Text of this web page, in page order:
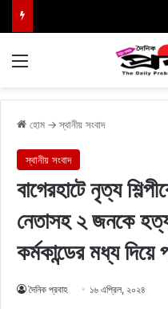
হোম → স্থানীয় সংবাদ
স্থানীয় সংবাদ
বাগেরহাটে নৃত্য
নেতাসহ ২ জনকে
কর্মকান্ডের মধ্য
দৈনিক প্রবাহ ১৬ এপ্রিল, ২০২৪